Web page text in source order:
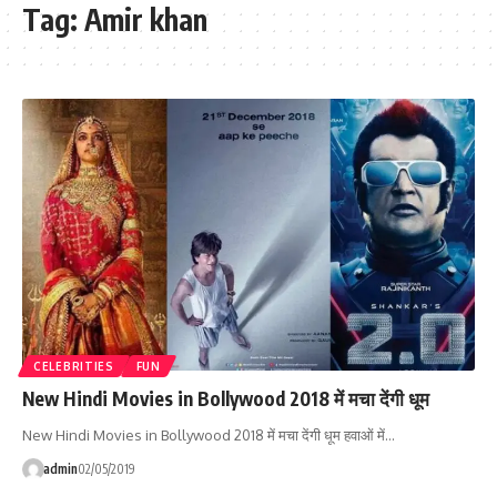
Tag: Amir khan
CELEBRITIES FUN
New Hindi Movies in Bollywood 2018 में मचा देंगी धूम
New Hindi Movies in Bollywood 2018 में मचा देंगी धूम हवाओं में…
admin02/05/2019